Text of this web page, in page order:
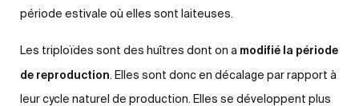
période estivale où elles sont laiteuses.
Les triploïdes sont des huîtres dont on a modifié la période
de reproduction. Elles sont donc en décalage par rapport à
leur cycle naturel de production. Elles se développent plus